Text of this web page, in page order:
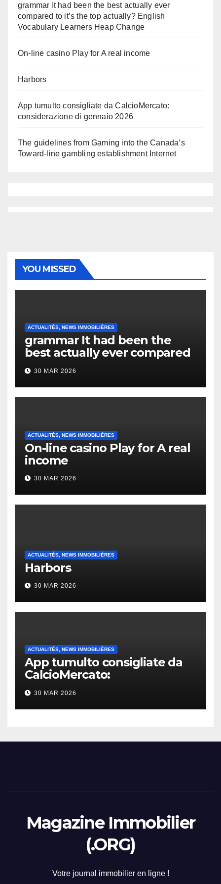
grammar It had been the best actually ever
compared to it’s the top actually? English
Vocabulary Learners Heap Change
On-line casino Play for A real income
Harbors
App tumulto consigliate da CalcioMercato:
considerazione di gennaio 2026
The guidelines from Gaming into the Canada’s
Toward-line gambling establishment Internet
YOU MISSED
ACTUALITÉS, NEWS IMMOBILIÈRES
grammar It had been the
best actually ever compared
to it’s the top actually?
English Vocabulary Learners
Heap Change
30 MAR 2026
ACTUALITÉS, NEWS IMMOBILIÈRES
On-line casino Play for A real
income
30 MAR 2026
ACTUALITÉS, NEWS IMMOBILIÈRES
Harbors
30 MAR 2026
ACTUALITÉS, NEWS IMMOBILIÈRES
App tumulto consigliate da
CalcioMercato:
considerazione di gennaio
2026
30 MAR 2026
Magazine Immobilier
(.ORG)
Votre journal immobilier en ligne !